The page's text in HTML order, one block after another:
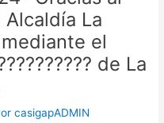
La
el
de La
casigapADMIN